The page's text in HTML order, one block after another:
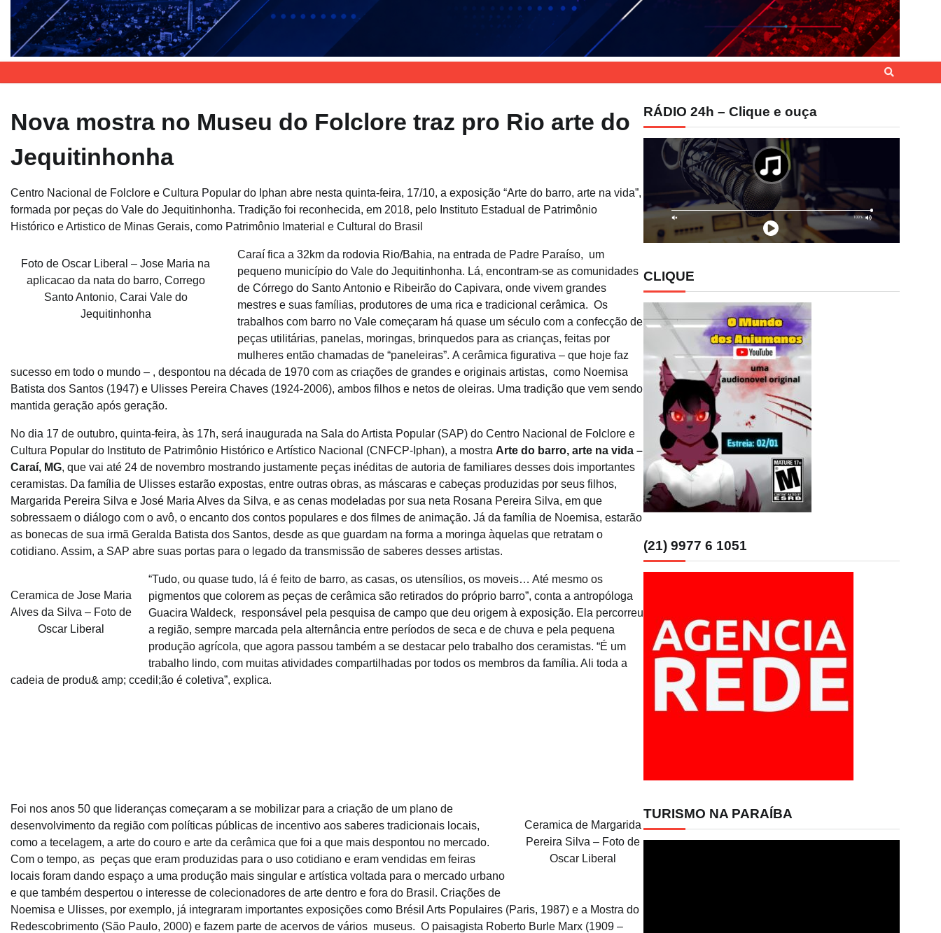
Nova mostra no Museu do Folclore traz pro Rio arte do
Jequitinhonha
Centro Nacional de Folclore e Cultura Popular do Iphan abre nesta quinta-feira, 17/10, a exposição “Arte do barro, arte na vida”,
formada por peças do Vale do Jequitinhonha. Tradição foi reconhecida, em 2018, pelo Instituto Estadual de Patrimônio
Histórico e Artistico de Minas Gerais, como Patrimônio Imaterial e Cultural do Brasil
Foto de Oscar Liberal – Jose Maria na
aplicacao da nata do barro, Corrego
Santo Antonio, Carai Vale do
Jequitinhonha
Caraí fica a 32km da rodovia Rio/Bahia, na entrada de Padre Paraíso, um
pequeno município do Vale do Jequitinhonha. Lá, encontram-se as comunidades
de Córrego do Santo Antonio e Ribeirão do Capivara, onde vivem grandes
mestres e suas famílias, produtores de uma rica e tradicional cerâmica. Os
trabalhos com barro no Vale começaram há quase um século com a confecção de
peças utilitárias, panelas, moringas, brinquedos para as crianças, feitas por
mulheres então chamadas de “paneleiras”. A cerâmica figurativa – que hoje faz
sucesso em todo o mundo – , despontou na década de 1970 com as criações de grandes e originais artistas, como Noemisa
Batista dos Santos (1947) e Ulisses Pereira Chaves (1924-2006), ambos filhos e netos de oleiras. Uma tradição que vem sendo
mantida geração após geração.
No dia 17 de outubro, quinta-feira, às 17h, será inaugurada na Sala do Artista Popular (SAP) do Centro Nacional de Folclore e
Cultura Popular do Instituto de Patrimônio Histórico e Artístico Nacional (CNFCP-Iphan), a mostra Arte do barro, arte na vida –
Caraí, MG, que vai até 24 de novembro mostrando justamente peças inéditas de autoria de familiares desses dois importantes
ceramistas. Da família de Ulisses estarão expostas, entre outras obras, as máscaras e cabeças produzidas por seus filhos,
Margarida Pereira Silva e José Maria Alves da Silva, e as cenas modeladas por sua neta Rosana Pereira Silva, em que
sobressaem o diálogo com o avô, o encanto dos contos populares e dos filmes de animação. Já da família de Noemisa, estarão
as bonecas de sua irmã Geralda Batista dos Santos, desde as que guardam na forma a moringa àquelas que retratam o
cotidiano. Assim, a SAP abre suas portas para o legado da transmissão de saberes desses artistas.
Ceramica de Jose Maria
Alves da Silva – Foto de
Oscar Liberal
“Tudo, ou quase tudo, lá é feito de barro, as casas, os utensílios, os moveis… Até mesmo os
pigmentos que colorem as peças de cerâmica são retirados do próprio barro”, conta a antropóloga
Guacira Waldeck, responsável pela pesquisa de campo que deu origem à exposição. Ela percorreu
a região, sempre marcada pela alternância entre períodos de seca e de chuva e pela pequena
produção agrícola, que agora passou também a se destacar pelo trabalho dos ceramistas. “É um
trabalho lindo, com muitas atividades compartilhadas por todos os membros da família. Ali toda a
cadeia de produ& amp; ccedil;ão é coletiva”, explica.
Ceramica de Margarida
Pereira Silva – Foto de
Oscar Liberal
Foi nos anos 50 que lideranças começaram a se mobilizar para a criação de um plano de
desenvolvimento da região com políticas públicas de incentivo aos saberes tradicionais locais,
como a tecelagem, a arte do couro e arte da cerâmica que foi a que mais despontou no mercado.
Com o tempo, as peças que eram produzidas para o uso cotidiano e eram vendidas em feiras
locais foram dando espaço a uma produção mais singular e artística voltada para o mercado urbano
e que também despertou o interesse de colecionadores de arte dentro e fora do Brasil. Criações de
Noemisa e Ulisses, por exemplo, já integraram importantes exposições como Brésil Arts Populaires (Paris, 1987) e a Mostra do
Redescobrimento (São Paulo, 2000) e fazem parte de acervos de vários museus. O paisagista Roberto Burle Marx (1909 –
RÁDIO 24h – Clique e ouça
CLIQUE
(21) 9977 6 1051
TURISMO NA PARAÍBA